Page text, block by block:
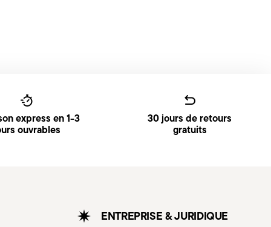
express en 1-3
ouvrables
30 jours de retours
gratuits
ENTREPRISE & JURIDIQUE